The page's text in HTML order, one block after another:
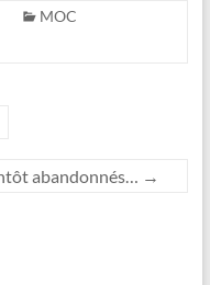
MOC
abandonnés… →